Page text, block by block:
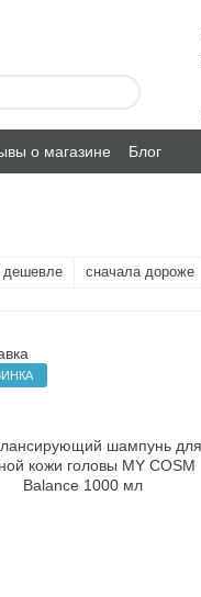
о магазине Блог
дешевле сначала дороже